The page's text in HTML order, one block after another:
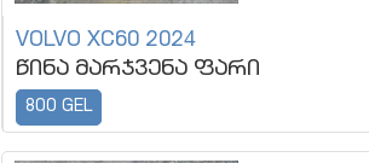
VOLVO XC60 2024
წინა მარჯვენა ფარი
800 GEL